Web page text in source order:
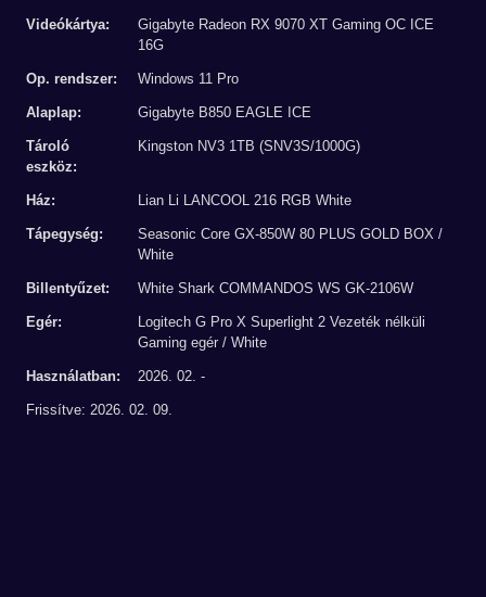
Videókártya:
Gigabyte Radeon RX 9070 XT Gaming OC ICE
16G
Op. rendszer: Windows 11 Pro
Alaplap: Gigabyte B850 EAGLE ICE
Tároló
eszköz:
Kingston NV3 1TB (SNV3S/1000G)
Ház: Lian Li LANCOOL 216 RGB White
Tápegység:
Seasonic Core GX-850W 80 PLUS GOLD BOX /
White
Billentyűzet: White Shark COMMANDOS WS GK-2106W
Egér:
Logitech G Pro X Superlight 2 Vezeték nélküli
Gaming egér / White
Használatban: 2026. 02. -
Frissítve: 2026. 02. 09.